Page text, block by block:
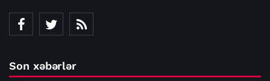
Son xəbərlər